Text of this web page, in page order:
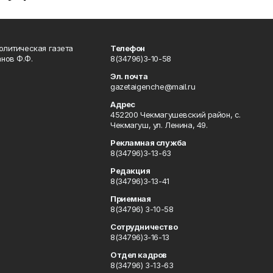
газета
Ф.Ф.
Телефон
8(34796)3-10-58
Эл. почта
gazetaigenche@mail.ru
Адрес
452200 Чекмагушевский район, с.
Чекмагуш, ул. Ленина, 49.
Рекламная служба
8(34796)3-13-63
Редакция
8(34796)3-13-41
Приемная
8(34796) 3-10-58
Сотрудничество
8(34796)3-16-13
Отдел кадров
8(34796) 3-13-63